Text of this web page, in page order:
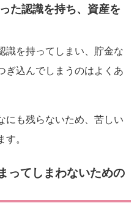
た認識を持ち、資産を
識を持ってしまい、貯金な
ぎ込んでしまうのはよくあ
にも残らないため、苦しい
。
ってしまわないための